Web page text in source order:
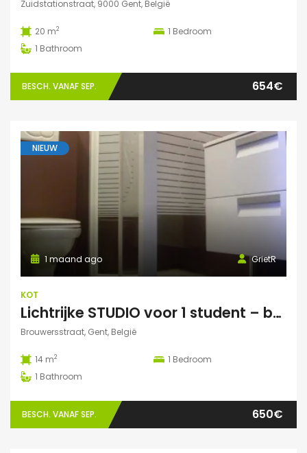
Zuidstationstraat, 9000 Gent, België
20 m2 1 Bedroom
1 Bathroom
BESCH. VANAF SEP. 654€
NIEUW
GrietR
1 maand ago
KOT
Lichtrijke STUDIO voor 1 student – buurt Hoogstraat/Poel Gent
Brouwersstraat, Gent, België
14 m2 1 Bedroom
1 Bathroom
BESCH. VANAF SEP. 650€